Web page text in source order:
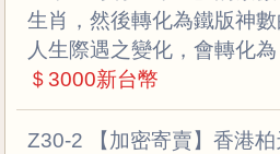
生肖，然後轉化為鐵版神
人生際遇之變化，會轉化
＄3000新台幣
Z30-2 【加密寄賣】香港